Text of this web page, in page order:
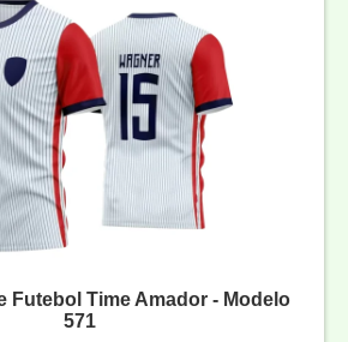
Futebol Time Amador - Modelo
571